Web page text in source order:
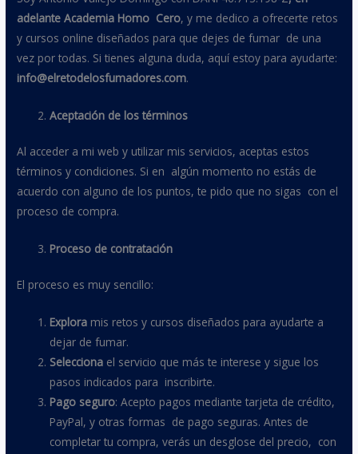
adelante Academia Homo Cero, y me dedico a ofrecerte retos
y cursos online diseñados para que dejes de fumar de una
vez por todas. Si tienes alguna duda, aquí estoy para ayudarte:
info@elretodelosfumadores.com.
Aceptación de los términos
Al acceder a mi web y utilizar mis servicios, aceptas estos
términos y condiciones. Si en algún momento no estás de
acuerdo con alguno de los puntos, te pido que no sigas con el
proceso de compra.
Proceso de contratación
El proceso es muy sencillo:
Explora mis retos y cursos diseñados para ayudarte a
dejar de fumar.
Selecciona el servicio que más te interese y sigue los
pasos indicados para inscribirte.
Pago seguro: Acepto pagos mediante tarjeta de crédito,
PayPal, y otras formas de pago seguras. Antes de
completar tu compra, verás un desglose del precio, con